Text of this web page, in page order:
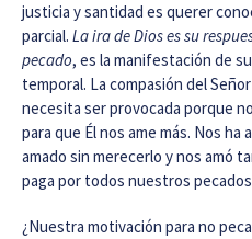
justicia y santidad es querer
parcial. La ira de Dios es su
pecado, es la manifestación de
temporal. La compasión del
necesita ser provocada porque
para que Él nos ame más. Nos
amado sin merecerlo y nos amó
paga por todos nuestros
¿Nuestra motivación para no